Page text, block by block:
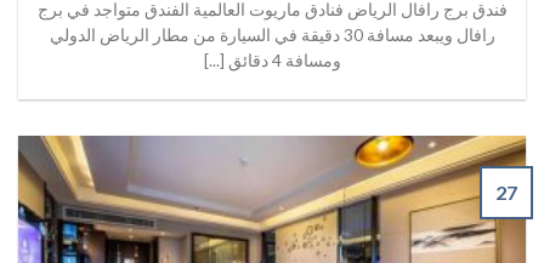
فندق برج رافال الرياض فنادق ماريوت العالمية الفندق متواجد في برج
رافال ويبعد مسافة 30 دقيقة في السيارة من مطار الرياض الدولي
ومسافة 4 دقائق [...]
27